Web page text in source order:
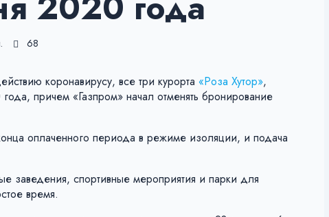
68
коронавирусу, все три курорта «Роза Хутор»,
причем «Газпром» начал отменять бронирование
оплаченного периода в режиме изоляции, и подача
заведения, спортивные мероприятия и парки для
время.